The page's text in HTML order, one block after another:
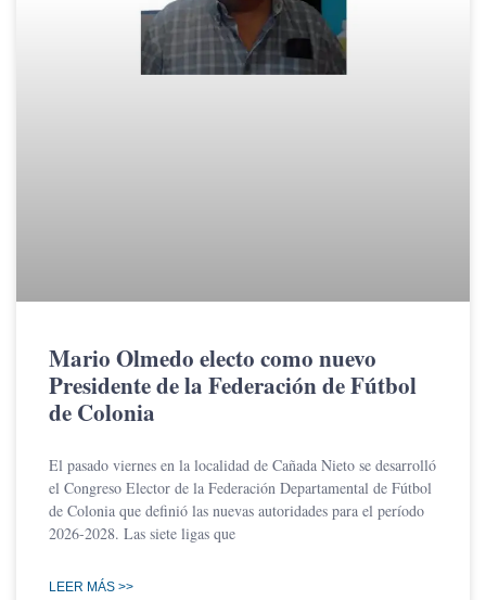
Mario Olmedo electo como nuevo
Presidente de la Federación de Fútbol
de Colonia
El pasado viernes en la localidad de Cañada Nieto se desarrolló
el Congreso Elector de la Federación Departamental de Fútbol
de Colonia que definió las nuevas autoridades para el período
2026-2028. Las siete ligas que
LEER MÁS >>